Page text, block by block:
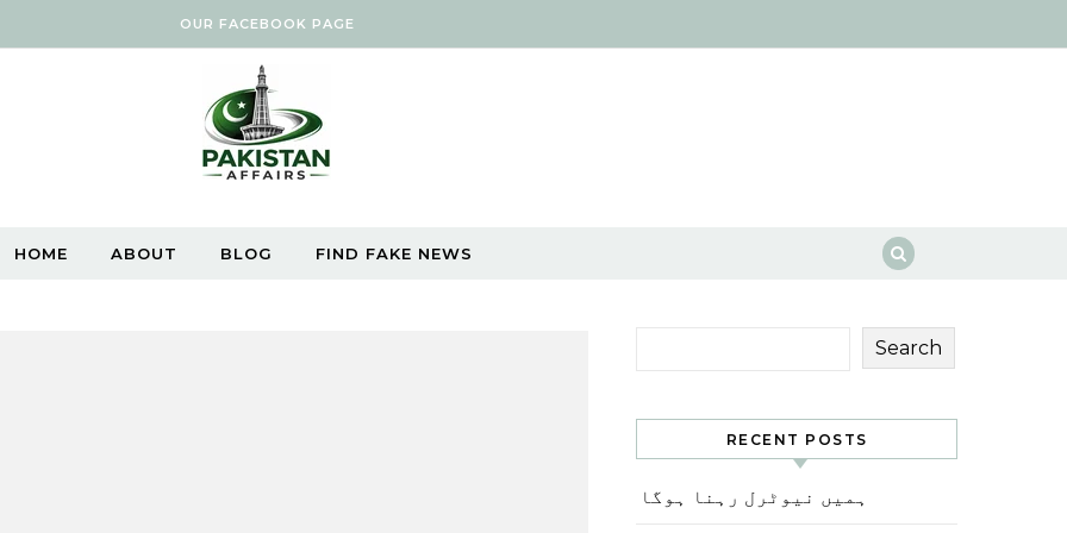
OUR FACEBOOK PAGE
HOME ABOUT BLOG FIND FAKE NEWS
Search
RECENT POSTS
ہمیں نیوٹرل رہنا ہوگا